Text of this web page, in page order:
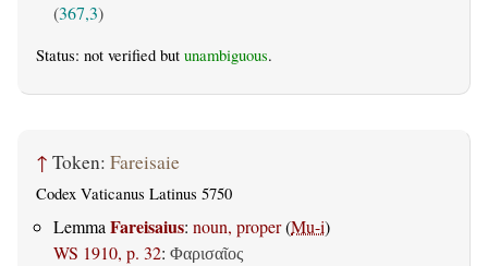
(367,3)
Status: not verified but unambiguous.
↑ Token: Fareisaie
Codex Vaticanus Latinus 5750
LemmaFareisaius: noun, proper(Mu-i)
WS 1910, p. 32: Φαρισαῖος